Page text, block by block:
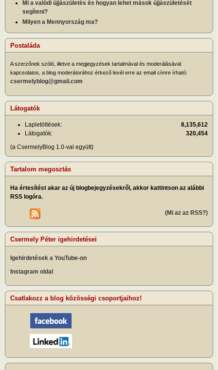
Mi a valódi újjászületés és hogyan lehet mások újjászületését
segíteni?
Milyen a Mennyország ma?
Postaláda
A szerzőnek szóló, illetve a megjegyzések tartalmával és moderálásával
kapcsolatos, a blog moderátorához érkező levél erre az email címre írható:
csermelyblog@gmail.com
Látogatók
Lapletöltések:
8,135,612
Látogatók:
320,454
(a CsermelyBlog 1.0-val együtt)
Tartalom megosztás
Ha értesítést akar az új blogbejegyzésekről, akkor kattintson az alábbi
RSS logóra.
(Mi az az RSS?)
Csermely Péter igehirdetései
Igehirdetések a YouTube-on
Instagram oldal
Csatlakozz a blog közösségi csoportjaihoz!